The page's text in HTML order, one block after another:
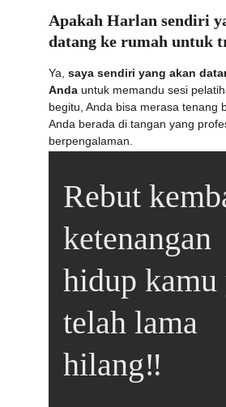
Apakah Harlan sendiri
datang ke rumah untuk
Ya, saya sendiri yang akan
Anda untuk memandu sesi
begitu, Anda bisa merasa tenang
Anda berada di tangan yang
berpengalaman.
Rebut
ketenangan
hidup kamu
telah lama
hilang‼️